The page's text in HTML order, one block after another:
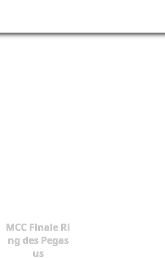
MCC Finale Ri
ng des Pegas
us